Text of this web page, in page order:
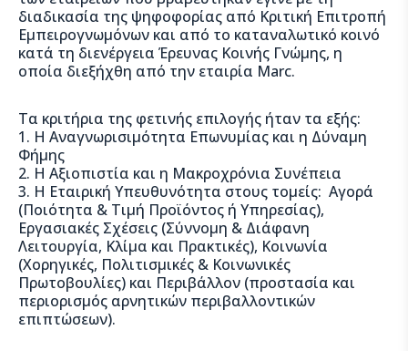
διαδικασία της ψηφοφορίας από Κριτική Επιτροπή
Εμπειρογνωμόνων και από το καταναλωτικό κοινό
κατά τη διενέργεια Έρευνας Κοινής Γνώμης, η
οποία διεξήχθη από την εταιρία Marc.
Τα κριτήρια της φετινής επιλογής ήταν τα εξής:
1. Η Αναγνωρισιμότητα Επωνυμίας και η Δύναμη
Φήμης
2. Η Αξιοπιστία και η Μακροχρόνια Συνέπεια
3. Η Εταιρική Υπευθυνότητα στους τομείς: Αγορά
(Ποιότητα & Τιμή Προϊόντος ή Υπηρεσίας),
Εργασιακές Σχέσεις (Σύννομη & Διάφανη
Λειτουργία, Κλίμα και Πρακτικές), Κοινωνία
(Χορηγικές, Πολιτισμικές & Κοινωνικές
Πρωτοβουλίες) και Περιβάλλον (προστασία και
περιορισμός αρνητικών περιβαλλοντικών
επιπτώσεων).